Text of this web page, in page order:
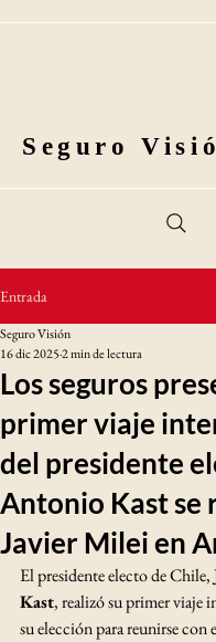
Seguro
Entrada
Los seguros
primer viaje
del presidente
Antonio Kast se
Javier Milei en
Seguro Visión
16 dic 20252 min de lectura
El presidente electo de Chile,
Kast, realizó su primer viaje
su elección para reunirse con